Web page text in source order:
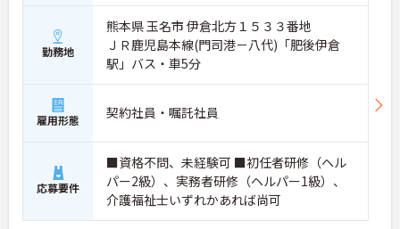
勤務地
熊本県 玉名市 伊倉北方１５３３番地
ＪＲ鹿児島本線(門司港－八代)「肥後伊倉
駅」バス・車5分
雇用形態 契約社員・嘱託社員
応募要件
■資格不問、未経験可 ■初任者研修（ヘル
パー2級）、実務者研修（ヘルパー1級）、
介護福祉士いずれかあれば尚可